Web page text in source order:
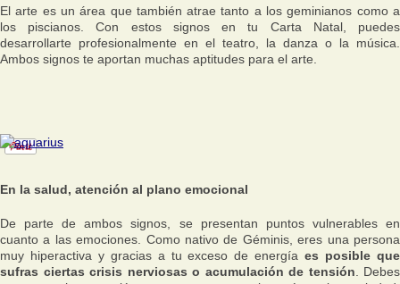
El arte es un área que también atrae tanto a los geminianos como a
los piscianos. Con estos signos en tu Carta Natal, puedes
desarrollarte profesionalmente en el teatro, la danza o la música.
Ambos signos te aportan muchas aptitudes para el arte.
En la salud, atención al plano emocional
De parte de ambos signos, se presentan puntos vulnerables en
cuanto a las emociones. Como nativo de Géminis, eres una persona
muy hiperactiva y gracias a tu exceso de energíaes posible que
sufras ciertas crisis nerviosas o acumulación de tensión . Debes